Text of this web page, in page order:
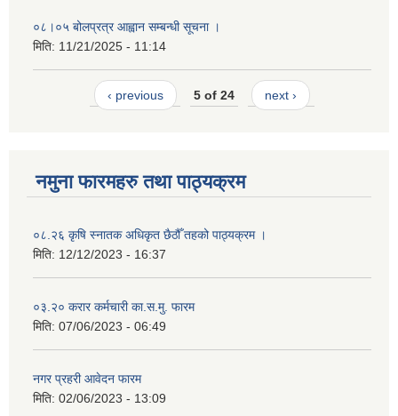
०८।०५ बोलप्रत्र आह्वान सम्बन्धी सूचना ।
मिति: 11/21/2025 - 11:14
‹ previous 5 of 24 next ›
नमुना फारमहरु तथा पाठ्यक्रम
०८.२६ कृषि स्‍नातक अधिकृत छैठौँ तहको पाठ्यक्रम ।
मिति: 12/12/2023 - 16:37
०३.२० करार कर्मचारी का.स.मु. फारम
मिति: 07/06/2023 - 06:49
नगर प्रहरी आवेदन फारम
मिति: 02/06/2023 - 13:09